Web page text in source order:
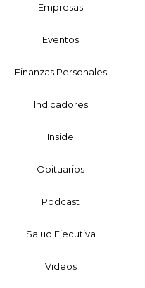
Empresas
Eventos
Finanzas Personales
Indicadores
Inside
Obituarios
Podcast
Salud Ejecutiva
Videos